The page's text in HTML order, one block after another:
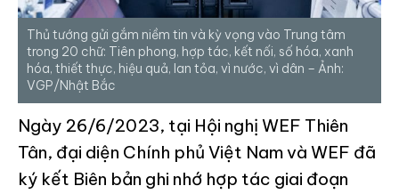
Thủ tướng gửi gắm niềm tin và kỳ vọng vào Trung tâm
trong 20 chữ: Tiên phong, hợp tác, kết nối, số hóa, xanh
hóa, thiết thực, hiệu quả, lan tỏa, vì nước, vì dân – Ảnh:
VGP/Nhật Bắc
Ngày 26/6/2023, tại Hội nghị WEF Thiên
Tân, đại diện Chính phủ Việt Nam và WEF đã
ký kết Biên bản ghi nhớ hợp tác giai đoạn